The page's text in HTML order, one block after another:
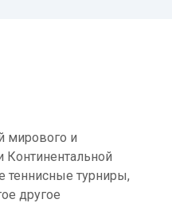
мирового и
Континентальной
теннисные турниры,
другое